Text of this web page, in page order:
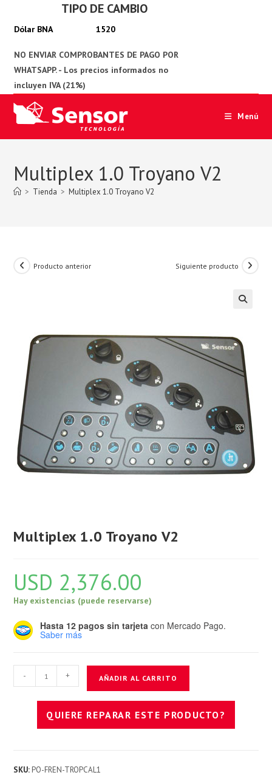
TIPO DE CAMBIO
1520
Menú
Multiplex 1.0 Troyano V2
> Tienda > Multiplex 1.0 Troyano V2
Producto anterior Siguiente producto
Multiplex 1.0 Troyano V2
USD 2,376.00
Hay existencias (puede reservarse)
Hasta 12 pagos sin tarjeta con Mercado Pago.
Saber más
Multiplex
1.0
Troyano
cantidad
- + AÑADIR AL CARRITO
QUIERE REPARAR ESTE PRODUCTO?
SKU: PO-FREN-TROPCAL1